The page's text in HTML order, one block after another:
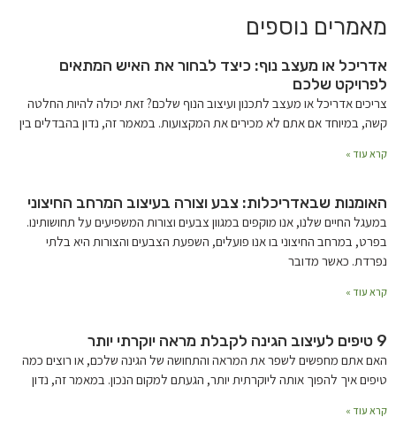
מאמרים נוספים
אדריכל או מעצב נוף: כיצד לבחור את האיש המתאים
לפרויקט שלכם
צריכים אדריכל או מעצב לתכנון ועיצוב הנוף שלכם? זאת יכולה להיות החלטה
קשה, במיוחד אם אתם לא מכירים את המקצועות. במאמר זה, נדון בהבדלים בין
קרא עוד »
האומנות שבאדריכלות: צבע וצורה בעיצוב המרחב החיצוני
במעגל החיים שלנו, אנו מוקפים במגוון צבעים וצורות המשפיעים על תחושותינו.
בפרט, במרחב החיצוני בו אנו פועלים, השפעת הצבעים והצורות היא בלתי
נפרדת. כאשר מדובר
קרא עוד »
9 טיפים לעיצוב הגינה לקבלת מראה יוקרתי יותר
האם אתם מחפשים לשפר את המראה והתחושה של הגינה שלכם, או רוצים כמה
טיפים איך להפוך אותה ליוקרתית יותר, הגעתם למקום הנכון. במאמר זה, נדון
קרא עוד »